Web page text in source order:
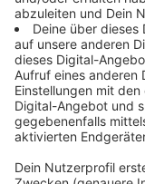
ist, sei es jetzt zu
Auf unsere
mit Architekten
AlexTagWerk
betonen, dass
Knapp 20
Bereichen weiter.
baulich